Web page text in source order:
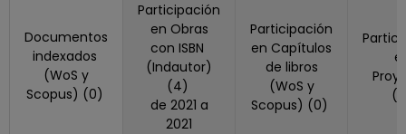
Documentos
indexados
(WoS y
Scopus) (0)
Participación
en Obras
con ISBN
(Indautor)
(4)
de 2021 a
2021
Participación
en Capítulos
de libros
(WoS y
Scopus) (0)